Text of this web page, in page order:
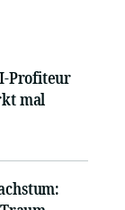
Profiteur
mal